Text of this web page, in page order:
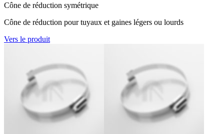
Cône de réduction symétrique
Cône de réduction pour tuyaux et gaines légers ou lourds
Vers le produit